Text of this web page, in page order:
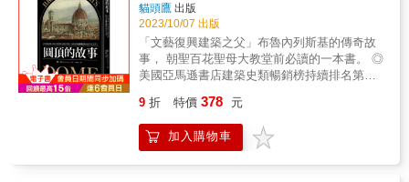
貓頭鷹 出版
2023/10/07 出版
「文藝復興建築之父」布魯內列斯基的傳奇故
事， 朝聖百花聖母大教堂前必讀的一本書。 ◎
美國亞馬遜書店建築史類暢銷榜持續排名第一
文推薦 ◎ 美國獨立書商協會Book Sense年度
最佳書籍提名 ◎ 美國圖書館協會年度最佳書籍
位於佛羅倫斯的百花聖母大教堂是世界五大
9 折 特價 378 元
加入購物車